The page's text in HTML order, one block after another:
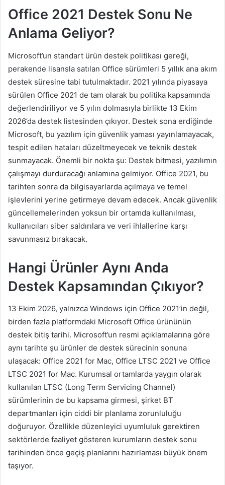
Office 2021 Destek Sonu Ne
Anlama Geliyor?
Microsoft’un standart ürün destek politikası gereği,
perakende lisansla satılan Office sürümleri 5 yıllık ana akım
destek süresine tabi tutulmaktadır. 2021 yılında piyasaya
sürülen Office 2021 de tam olarak bu politika kapsamında
değerlendiriliyor ve 5 yılın dolmasıyla birlikte 13 Ekim
2026’da destek listesinden çıkıyor. Destek sona erdiğinde
Microsoft, bu yazılım için güvenlik yaması yayınlamayacak,
tespit edilen hataları düzeltmeyecek ve teknik destek
sunmayacak. Önemli bir nokta şu: Destek bitmesi, yazılımın
çalışmayı durduracağı anlamına gelmiyor. Office 2021, bu
tarihten sonra da bilgisayarlarda açılmaya ve temel
işlevlerini yerine getirmeye devam edecek. Ancak güvenlik
güncellemelerinden yoksun bir ortamda kullanılması,
kullanıcıları siber saldırılara ve veri ihlallerine karşı
savunmasız bırakacak.
Hangi Ürünler Aynı Anda
Destek Kapsamından Çıkıyor?
13 Ekim 2026, yalnızca Windows için Office 2021’in değil,
birden fazla platformdaki Microsoft Office ürününün
destek bitiş tarihi. Microsoft’un resmi açıklamalarına göre
aynı tarihte şu ürünler de destek sürecinin sonuna
ulaşacak: Office 2021 for Mac, Office LTSC 2021 ve Office
LTSC 2021 for Mac. Kurumsal ortamlarda yaygın olarak
kullanılan LTSC (Long Term Servicing Channel)
sürümlerinin de bu kapsama girmesi, şirket BT
departmanları için ciddi bir planlama zorunluluğu
doğuruyor. Özellikle düzenleyici uyumluluk gerektiren
sektörlerde faaliyet gösteren kurumların destek sonu
tarihinden önce geçiş planlarını hazırlaması büyük önem
taşıyor.